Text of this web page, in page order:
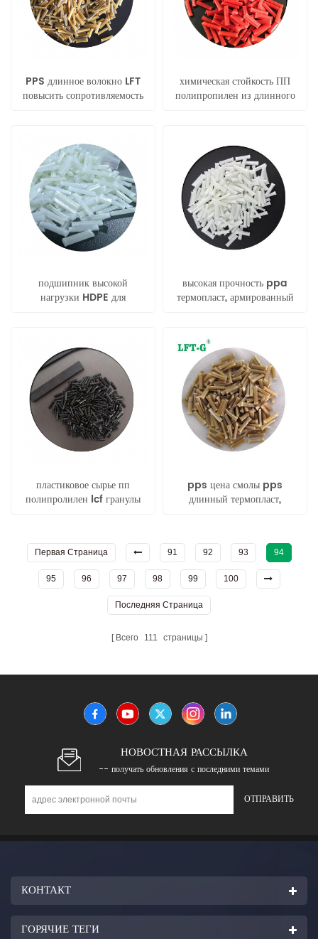
PPS длинное волокно LFT
повысить сопротивляемость
химическая стойкость ПП
полипропилен из длинного
подшипник высокой
нагрузки HDPE для
высокая прочность ppa
термопласт, армированный
пластиковое сырье пп
полипролилен lcf гранулы
pps цена смолы pps
длинный термопласт,
гранулы
Первая Страница 91 92 93 94
95 96 97 98 99 100
Последняя Страница
Всего 111 страницы
НОВОСТНАЯ РАССЫЛКА
-- получать обновления с последними темами
КОНТАКТ
ГОРЯЧИЕ ТЕГИ